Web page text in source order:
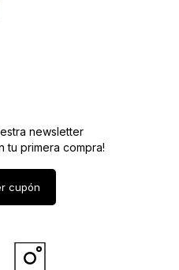
newsletter
tu primera compra!
cupón
